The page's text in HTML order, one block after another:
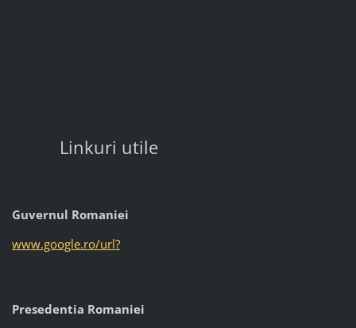
Linkuri utile
Guvernul Romaniei
www.google.ro/url?
Presedentia Romaniei